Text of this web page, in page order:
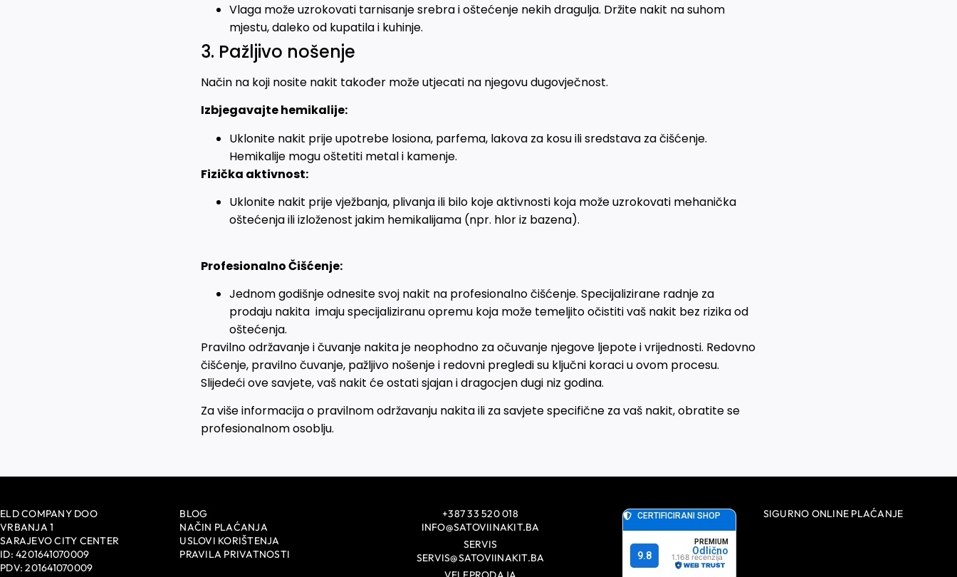
Vlaga može uzrokovati tarnisanje srebra i oštećenje nekih dragulja. Držite nakit na suhom
mjestu, daleko od kupatila i kuhinje.
3. Pažljivo nošenje
Način na koji nosite nakit također može utjecati na njegovu dugovječnost.
Izbjegavajte hemikalije:
Uklonite nakit prije upotrebe losiona, parfema, lakova za kosu ili sredstava za čišćenje.
Hemikalije mogu oštetiti metal i kamenje.
Fizička aktivnost:
Uklonite nakit prije vježbanja, plivanja ili bilo koje aktivnosti koja može uzrokovati mehanička
oštećenja ili izloženost jakim hemikalijama (npr. hlor iz bazena).
Profesionalno Čišćenje:
Jednom godišnje odnesite svoj nakit na profesionalno čišćenje. Specijalizirane radnje za
prodaju nakita imaju specijaliziranu opremu koja može temeljito očistiti vaš nakit bez rizika od
oštećenja.
Pravilno održavanje i čuvanje nakita je neophodno za očuvanje njegove ljepote i vrijednosti. Redovno
čišćenje, pravilno čuvanje, pažljivo nošenje i redovni pregledi su ključni koraci u ovom procesu.
Slijedeći ove savjete, vaš nakit će ostati sjajan i dragocjen dugi niz godina.
Za više informacija o pravilnom održavanju nakita ili za savjete specifične za vaš nakit, obratite se
profesionalnom osoblju.
ELD COMPANY DOO
VRBANJA 1
SARAJEVO CITY CENTER
ID: 4201641070009
PDV: 201641070009
BLOG
NAČIN PLAĆANJA
USLOVI KORIŠTENJA
PRAVILA PRIVATNOSTI
+387 33 520 018
INFO@SATOVIINAKIT.BA
SERVIS
SERVIS@SATOVIINAKIT.BA
SIGURNO ONLINE PLAĆANJE